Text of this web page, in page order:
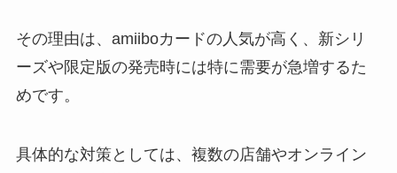
その理由は、amiiboカードの人気が高く、新シリ
ーズや限定版の発売時には特に需要が急増するた
めです。
具体的な対策としては、複数の店舗やオンライン